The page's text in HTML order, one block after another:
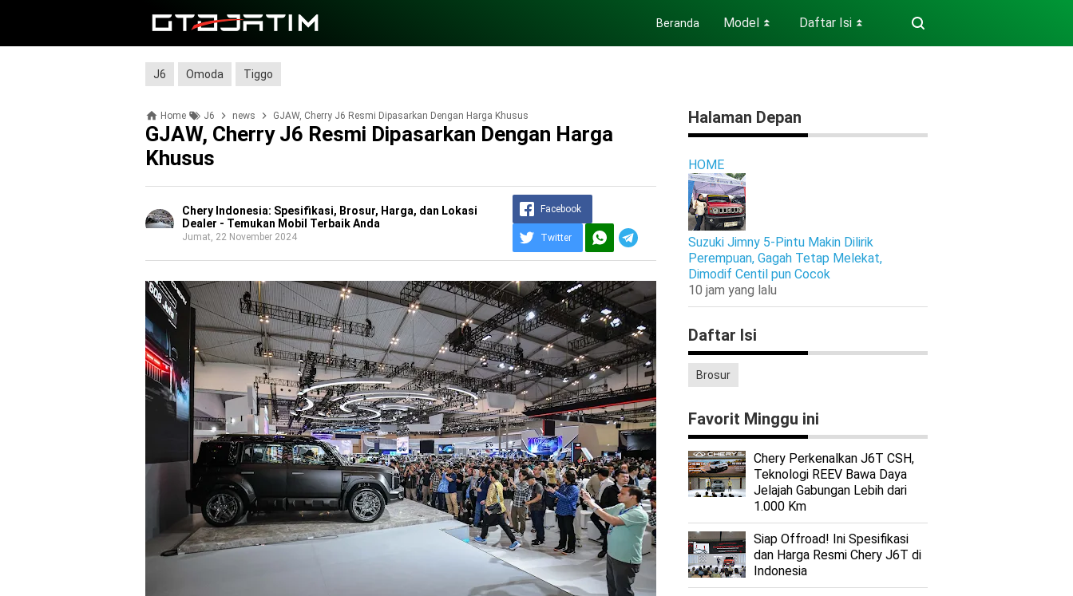
Beranda Model ⏬ Daftar Isi ⏬
J6 Omoda Tiggo
Home J6 news GJAW, Cherry J6 Resmi Dipasarkan Dengan Harga Khusus
GJAW, Cherry J6 Resmi Dipasarkan Dengan Harga
Khusus
Chery Indonesia: Spesifikasi, Brosur, Harga, dan Lokasi
Dealer - Temukan Mobil Terbaik Anda
Jumat, 22 November 2024
Facebook
Twitter
Halaman Depan
HOME
Suzuki Jimny 5-Pintu Makin Dilirik
Perempuan, Gagah Tetap Melekat,
Dimodif Centil pun Cocok
10 jam yang lalu
Daftar Isi
Brosur
Favorit Minggu ini
Chery Perkenalkan J6T CSH,
Teknologi REEV Bawa Daya
Jelajah Gabungan Lebih dari
1.000 Km
Siap Offroad! Ini Spesifikasi
dan Harga Resmi Chery J6T di
Indonesia